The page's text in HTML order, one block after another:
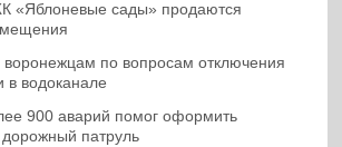
«Яблоневые сады» продаются
воронежцам по вопросам отключения
в водоканале
900 аварий помог оформить
дорожный патруль